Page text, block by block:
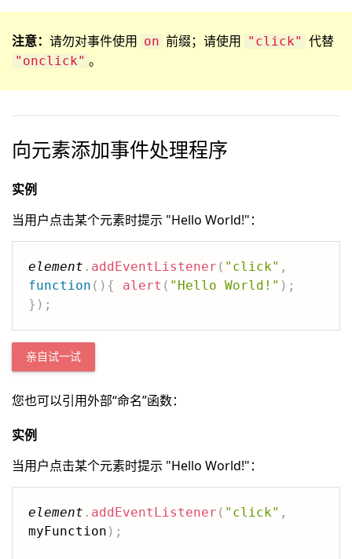
注意： 请勿对事件使用 on 前缀；请使用 "click" 代替
"onclick" 。
向元素添加事件处理程序
实例
当用户点击某个元素时提示 "Hello World!"：
element . addEventListener ( "click" ,
function ( ) { alert ( "Hello World!" ) ;
} ) ;
亲自试一试
您也可以引用外部“命名”函数：
实例
当用户点击某个元素时提示 "Hello World!"：
element . addEventListener ( "click" ,
myFunction ) ;